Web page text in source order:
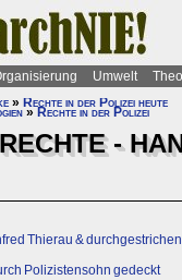
Umwelt
» Rechte in der Polizei heute
» Rechte in der Polizei
-
Thierau &
Polizistensohn gedeckt